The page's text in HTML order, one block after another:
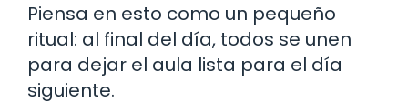
Piensa en esto como un pequeño
ritual: al final del día, todos se unen
para dejar el aula lista para el día
siguiente.